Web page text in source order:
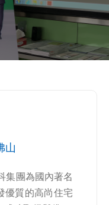
山
集團為國內著名
優質的高尚住宅